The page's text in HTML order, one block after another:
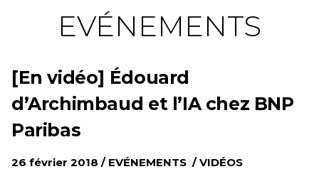
EVÉNEMENTS
[En vidéo] Édouard
d’Archimbaud et l’IA chez BNP
Paribas
26 février 2018 / EVÉNEMENTS /VIDÉOS